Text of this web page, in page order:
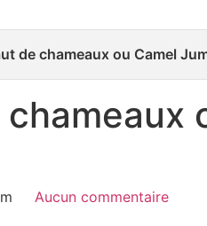
de chameaux ou Camel
Aucun commentaire